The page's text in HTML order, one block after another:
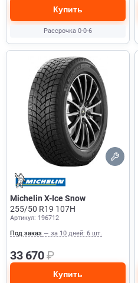
Купить
Рассрочка 0-0-6
Michelin X-Ice Snow
255/50 R19 107H
Артикул: 196712
Под заказ — за 10 дней: 6 шт.
33 670₽
Купить